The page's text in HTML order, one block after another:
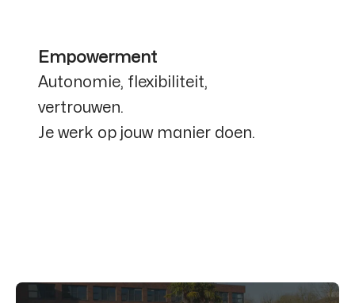
Empowerment
Autonomie, flexibiliteit,
vertrouwen.
Je werk op jouw manier doen.